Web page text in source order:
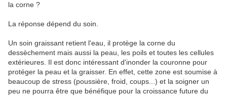
la corne ?
La réponse dépend du soin.
Un soin graissant retient l'eau, il protège la corne du
dessèchement mais aussi la peau, les poils et toutes les cellules
extérieures. Il est donc intéressant d'inonder la couronne pour
protéger la peau et la graisser. En effet, cette zone est soumise à
beaucoup de stress (poussière, froid, coups...) et la soigner un
peu ne pourra être que bénéfique pour la croissance future du